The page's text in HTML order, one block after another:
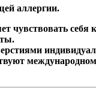
аллергии.
чувствовать себя